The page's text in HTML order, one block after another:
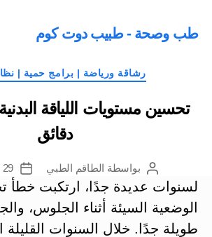
طب وصحة - طبيب دوت كوم
التصنيفات
رشاقة ورياضة | برامج حمية |
تحسين مستويات اللياقة
دقائق
كاتب
المقالة
بواسطة الطاقم الطبي
تاريخ
29 يوليو، 2026
لسنوات عديدة جدًا، ارتكبت خطأ
الوضعية السيئة أثناء الجلوس،
طويلة جدًا. خلال السنوات القليلة